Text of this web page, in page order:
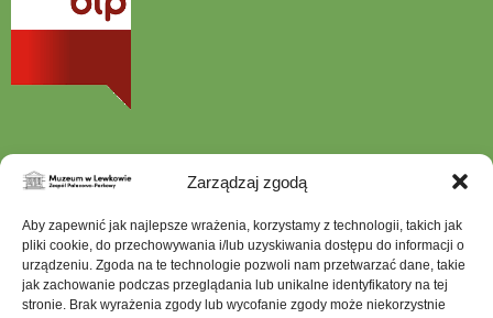
Zarządzaj zgodą
Aby zapewnić jak najlepsze wrażenia, korzystamy z technologii, takich jak
pliki cookie, do przechowywania i/lub uzyskiwania dostępu do informacji o
urządzeniu. Zgoda na te technologie pozwoli nam przetwarzać dane, takie
jak zachowanie podczas przeglądania lub unikalne identyfikatory na tej
stronie. Brak wyrażenia zgody lub wycofanie zgody może niekorzystnie
nowej
Szukana
fraza